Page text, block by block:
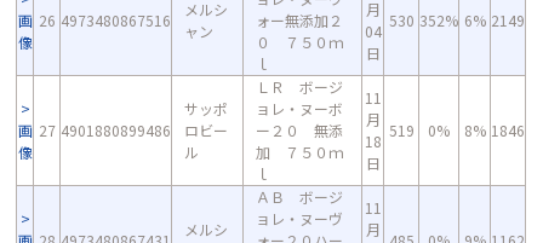
画
像
26 4973480867516
メルシ
ャン
ォー無添加２
０ ７５０ｍ
ｌ
月
04
日
530 352% 6% 2149
画
像
27 4901880899486
サッポ
ロビー
ル
ＬＲ ボージ
ョレ・ヌーボ
ー２０ 無添
加 ７５０ｍ
ｌ
11
月
18
日
519 0% 8% 1846
メルシ
ＡＢ ボージ
ョレ・ヌーヴ
11
月